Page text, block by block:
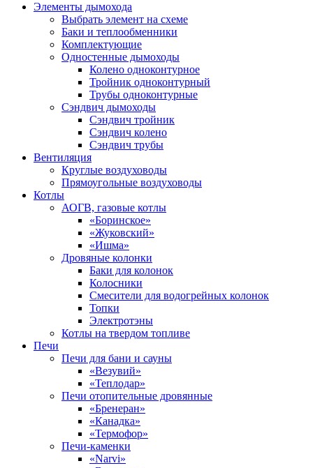
Элементы дымохода
Выбрать элемент на схеме
Баки и теплообменники
Комплектующие
Одностенные дымоходы
Колено одноконтурное
Тройник одноконтурный
Трубы одноконтурные
Сэндвич дымоходы
Cэндвич тройник
Сэндвич колено
Сэндвич трубы
Вентиляция
Круглые воздуховоды
Прямоугольные воздуховоды
Котлы
АОГВ, газовые котлы
«Боринское»
«Жуковский»
«Ишма»
Дровяные колонки
Баки для колонок
Колосники
Смесители для водогрейных колонок
Топки
Электротэны
Котлы на твердом топливе
Печи
Печи для бани и сауны
«Везувий»
«Теплодар»
Печи отопительные дровянные
«Бренеран»
«Канадка»
«Термофор»
Печи-каменки
«Narvi»